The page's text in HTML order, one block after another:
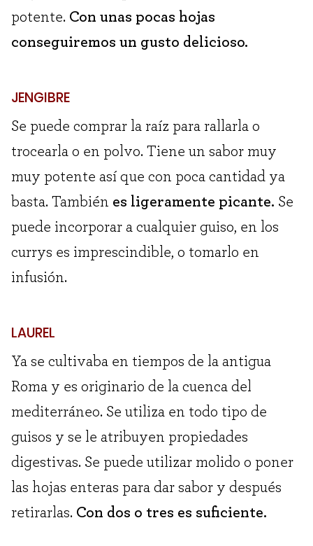
potente. Con unas pocas hojas
conseguiremos un gusto delicioso.
JENGIBRE
Se puede comprar la raíz para rallarla o
trocearla o en polvo. Tiene un sabor muy
muy potente así que con poca cantidad ya
basta. También es ligeramente picante. Se
puede incorporar a cualquier guiso, en los
currys es imprescindible, o tomarlo en
infusión.
LAUREL
Ya se cultivaba en tiempos de la antigua
Roma y es originario de la cuenca del
mediterráneo. Se utiliza en todo tipo de
guisos y se le atribuyen propiedades
digestivas. Se puede utilizar molido o poner
las hojas enteras para dar sabor y después
retirarlas. Con dos o tres es suficiente.